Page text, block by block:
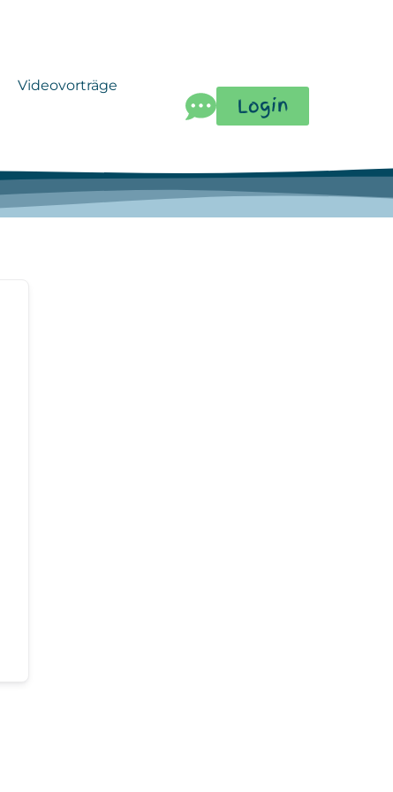
Videovorträge
Login